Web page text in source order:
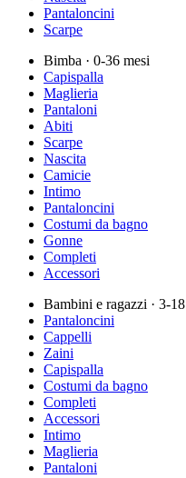
Pantaloncini
Scarpe
Bimba · 0-36 mesi
Capispalla
Maglieria
Pantaloni
Abiti
Scarpe
Nascita
Camicie
Intimo
Pantaloncini
Costumi da bagno
Gonne
Completi
Accessori
Bambini e ragazzi · 3-18
Pantaloncini
Cappelli
Zaini
Capispalla
Costumi da bagno
Completi
Accessori
Intimo
Maglieria
Pantaloni